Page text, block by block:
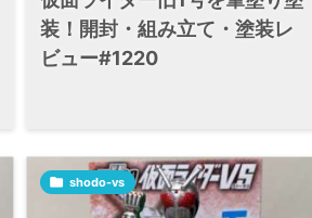
装！開封・組み立て・塗装レ
ビュー#1220
 shodo-vs